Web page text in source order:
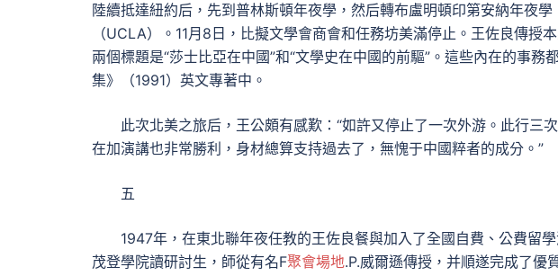
陸續抵達紐約后，先到普林斯頓年夜學，然后轉布盧明頓印第安納年夜
（UCLA）。11月8日，比擬文學會商會和任務坊美滿停止。王佐良傳授
兩個標題是“莎士比亞在中國”和“文學史在中國的前驅”。這些內在的事
集》（1991）英文專著中。
此次北美之旅后，王公頗有感歎：“如許又停止了一次外游。此行三
在加演講也非常勝利，身材總算支持過去了，無愧于中國粹者的成分。”
五
1947年，在東北聯年夜任教的王佐良餐與加入了全國自費、公費留
茂登學院讀研討生，師從有名F聚會場地.P.威爾遜傳授，并順遂完成了優